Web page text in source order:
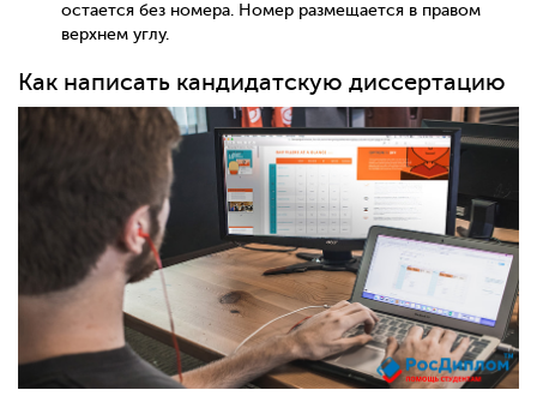
остается без номера. Номер размещается в правом
верхнем углу.
Как написать кандидатскую диссертацию